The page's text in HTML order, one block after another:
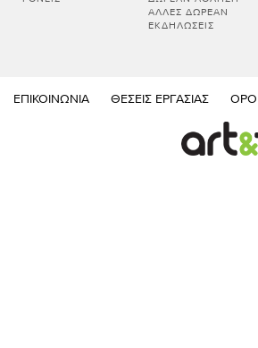
ΆΛΛΕΣ ΔΩΡΕΆΝ
ΕΚΔΗΛΏΣΕΙΣ
ΕΠΙΚΟΙΝΩΝΊΑ ΘΈΣΕΙΣ ΕΡΓΑΣΊΑΣ